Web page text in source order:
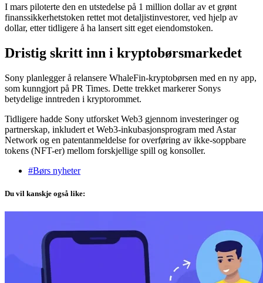
I mars piloterte den en utstedelse på 1 million dollar av et grønt
finanssikkerhetstoken rettet mot detaljistinvestorer, ved hjelp av
dollar, etter tidligere å ha lansert sitt eget eiendomstoken.
Dristig skritt inn i kryptobørsmarkedet
Sony planlegger å relansere WhaleFin-kryptobørsen med en ny app,
som kunngjort på PR Times. Dette trekket markerer Sonys
betydelige inntreden i kryptorommet.
Tidligere hadde Sony utforsket Web3 gjennom investeringer og
partnerskap, inkludert et Web3-inkubasjonsprogram med Astar
Network og en patentanmeldelse for overføring av ikke-soppbare
tokens (NFT-er) mellom forskjellige spill og konsoller.
#Børs nyheter
Du vil kanskje også like: